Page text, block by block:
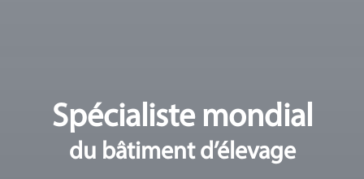
Spécialiste mondial
du bâtiment d’élevage